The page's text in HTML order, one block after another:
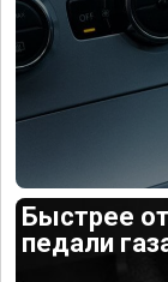
Быстрее
педали